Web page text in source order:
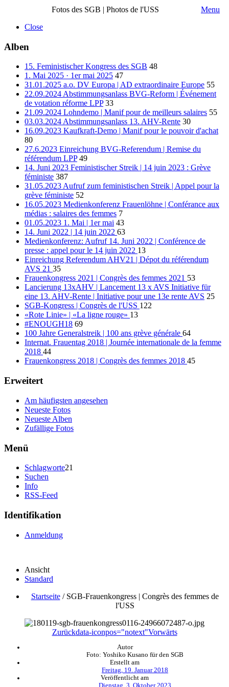
Fotos des SGB | Photos de l'USS
Menu
Close
Alben
15. Feministischer Kongress des SGB 48
1. Mai 2025 · 1er mai 2025 47
31.01.2025 a.o. DV Europa | AD extraordinaire Europe 55
22.09.2024 Abstimmungsanlass BVG-Reform | Événement
de votation réforme LPP 33
21.09.2024 Lohndemo | Manif pour de meilleurs salaires 55
03.03.2024 Abstimmungsanlass 13. AHV-Rente 30
16.09.2023 Kaufkraft-Demo | Manif pour le pouvoir d'achat
80
27.6.2023 Einreichung BVG-Referendum | Remise du
référendum LPP 49
14. Juni 2023 Feministischer Streik | 14 juin 2023 : Grève
féministe 387
31.05.2023 Aufruf zum feministischen Streik | Appel pour la
grève féministe 52
16.05.2023 Medienkonferenz Frauenlöhne | Conférance aux
médias : salaires des femmes 7
01.05.2023 1. Mai | 1er mai 43
14. Juni 2022 | 14 juin 2022 63
Medienkonferenz: Aufruf 14. Juni 2022 | Conférence de
presse : appel pour le 14 juin 2022 13
Einreichung Referendum AHV21 | Dépot du référendum
AVS 21 35
Frauenkongress 2021 | Congrès des femmes 2021 53
Lancierung 13xAHV | Lancement 13 x AVS Initiative für
eine 13. AHV-Rente | Initiative pour une 13e rente AVS 25
SGB-Kongress | Congrès de l'USS 122
«Rote Linie» | «La ligne rouge» 13
#ENOUGH18 69
100 Jahre Generalstreik | 100 ans grève générale 64
Internat. Frauentag 2018 | Journée internationale de la femme
2018 44
Frauenkongress 2018 | Congrès des femmes 2018 45
Erweitert
Am häufigsten angesehen
Neueste Fotos
Neueste Alben
Zufällige Fotos
Menü
Schlagworte21
Suchen
Info
RSS-Feed
Identifikation
Anmeldung
Ansicht
Standard
Startseite/ SGB-Frauenkongress | Congrès des femmes de
l'USS
Zurückdata-iconpos="notext"Vorwärts
Autor
Foto: Yoshiko Kusano für den SGB
Erstellt am
Freitag, 19. Januar 2018
Veröffentlicht am
Dienstag, 3. Oktober 2023